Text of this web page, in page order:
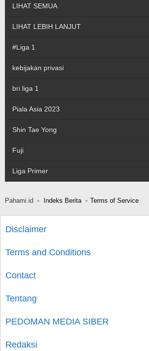
LIHAT SEMUA
LIHAT LEBIH LANJUT
#Liga 1
kebijakan privasi
bri liga 1
Piala Asia 2023
Shin Tae Yong
Fuji
Liga Primer
Pahami.id Indeks Berita Terms of Service
Disclaimer
Terms and Conditions
Contact
Tentang
PEDOMAN MEDIA SIBER
Redaksi